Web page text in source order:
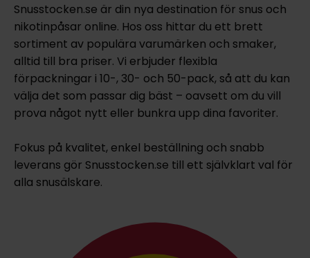
Snusstocken.se är din nya destination för snus och
nikotinpåsar online. Hos oss hittar du ett brett
sortiment av populära varumärken och smaker,
alltid till bra priser. Vi erbjuder flexibla
förpackningar i 10-, 30- och 50-pack, så att du kan
välja det som passar dig bäst – oavsett om du vill
prova något nytt eller bunkra upp dina favoriter.
Fokus på kvalitet, enkel beställning och snabb
leverans gör Snusstocken.se till ett självklart val för
alla snusälskare.